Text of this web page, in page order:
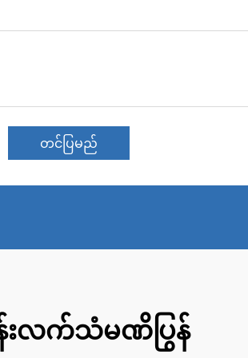
တင်ပြမည်
းလက်သံမဏိပြွန်